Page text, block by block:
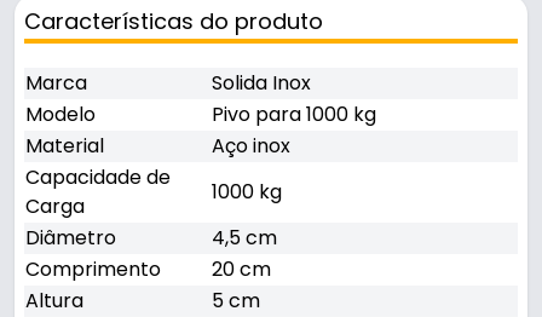
Características do produto
Marca
Solida Inox
Modelo
Pivo para 1000 kg
Material
Aço inox
Capacidade de
Carga
1000 kg
Diâmetro
4,5 cm
Comprimento
20 cm
Altura
5 cm